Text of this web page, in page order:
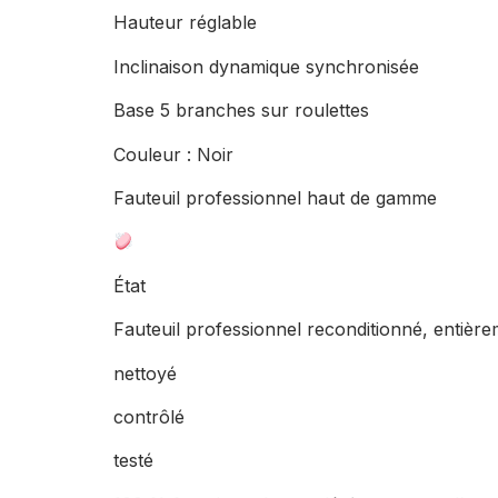
Hauteur réglable
Inclinaison dynamique synchronisée
Base 5 branches sur roulettes
Couleur : Noir
Fauteuil professionnel haut de gamme
État
Fauteuil professionnel reconditionné,
nettoyé
contrôlé
testé